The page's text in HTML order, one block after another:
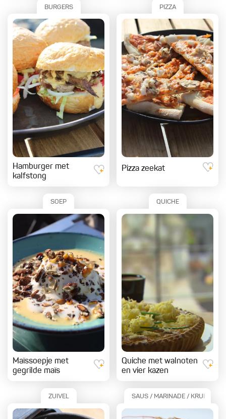
BURGERS
Hamburger met
kalfstong
PIZZA
Pizza zeekat
SOEP
Maïssoepje met
gegrilde maïs
QUICHE
Quiche met walnoten
en vier kazen
ZUIVEL SAUS / MARINADE / KRUIDEN